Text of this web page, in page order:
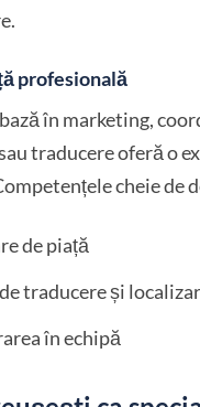
profesională
în marketing,
traducere oferă o
cheie de
de piață
traducere și
în echipă